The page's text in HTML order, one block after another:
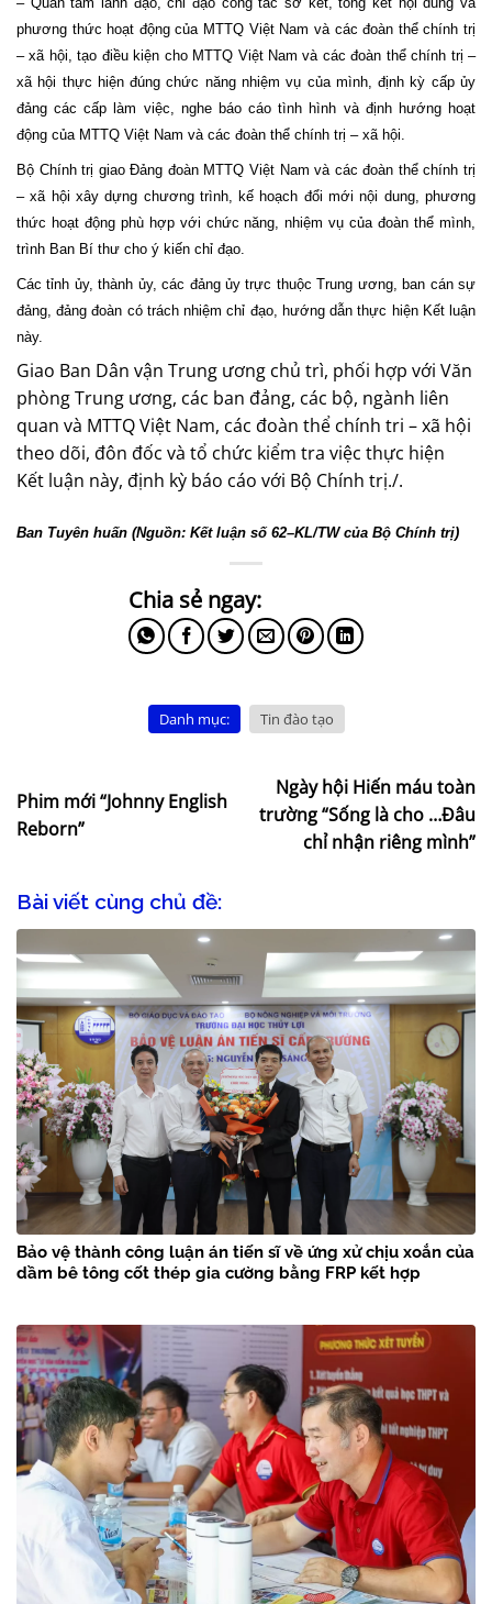
phương thức hoạt động của MTTQ Việt Nam và các đoàn thể chính trị
– xã hội, tạo điều kiện cho MTTQ Việt Nam và các đoàn thể chính trị –
xã hội thực hiện đúng chức năng nhiệm vụ của mình, định kỳ cấp ủy
đảng các cấp làm việc, nghe báo cáo tình hình và định hướng hoạt
động của MTTQ Việt Nam và các đoàn thể chính trị – xã hội.
Bộ Chính trị giao Đảng đoàn MTTQ Việt Nam và các đoàn thể chính trị
– xã hội xây dựng chương trình, kế hoạch đổi mới nội dung, phương
thức hoạt động phù hợp với chức năng, nhiệm vụ của đoàn thể mình,
trình Ban Bí thư cho ý kiến chỉ đạo.
Các tỉnh ủy, thành ủy, các đảng ủy trực thuộc Trung ương, ban cán sự
đảng, đảng đoàn có trách nhiệm chỉ đạo, hướng dẫn thực hiện Kết luận
này.
Giao Ban Dân vận Trung ương chủ trì, phối hợp với Văn
phòng Trung ương, các ban đảng, các bộ, ngành liên
quan và MTTQ Việt Nam, các đoàn thể chính tri – xã hội
theo dõi, đôn đốc và tổ chức kiểm tra việc thực hiện
Kết luận này, định kỳ báo cáo với Bộ Chính trị./.
Ban Tuyên huấn (Nguồn: Kết luận số 62–KL/TW của Bộ Chính trị)
Danh mục: Tin đào tạo
Phim mới “Johnny English
Reborn”
Ngày hội Hiến máu toàn
trường “Sống là cho …Đâu
chỉ nhận riêng mình”
Bài viết cùng chủ đề:
Bảo vệ thành công luận án tiến sĩ về ứng xử chịu xoắn của
dầm bê tông cốt thép gia cường bằng FRP kết hợp